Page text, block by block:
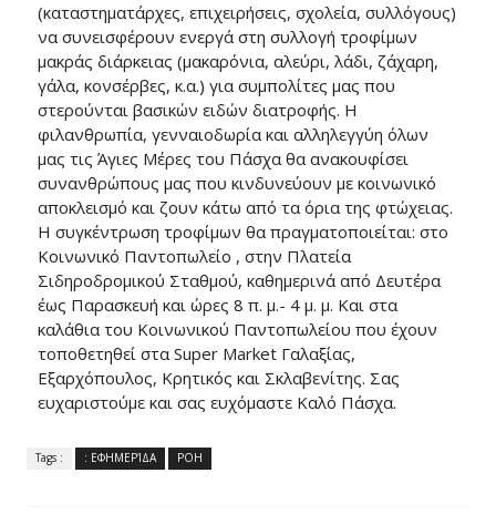
(καταστηματάρχες, επιχειρήσεις, σχολεία, συλλόγους)
να συνεισφέρουν ενεργά στη συλλογή τροφίμων
μακράς διάρκειας (μακαρόνια, αλεύρι, λάδι, ζάχαρη,
γάλα, κονσέρβες, κ.α.) για συμπολίτες μας που
στερούνται βασικών ειδών διατροφής. Η
φιλανθρωπία, γενναιοδωρία και αλληλεγγύη όλων
μας τις Άγιες Μέρες του Πάσχα θα ανακουφίσει
συνανθρώπους μας που κινδυνεύουν με κοινωνικό
αποκλεισμό και ζουν κάτω από τα όρια της φτώχειας.
Η συγκέντρωση τροφίμων θα πραγματοποιείται: στο
Κοινωνικό Παντοπωλείο , στην Πλατεία
Σιδηροδρομικού Σταθμού, καθημερινά από Δευτέρα
έως Παρασκευή και ώρες 8 π. μ.- 4 μ. μ. Και στα
καλάθια του Κοινωνικού Παντοπωλείου που έχουν
τοποθετηθεί στα Super Market Γαλαξίας,
Εξαρχόπουλος, Κρητικός και Σκλαβενίτης. Σας
ευχαριστούμε και σας ευχόμαστε Καλό Πάσχα.
Tags : : ΕΦΗΜΕΡΊΔΑ ΡΟΗ